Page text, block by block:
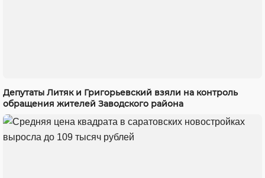
Депутаты Литяк и Григорьевский взяли на контроль
обращения жителей Заводского района